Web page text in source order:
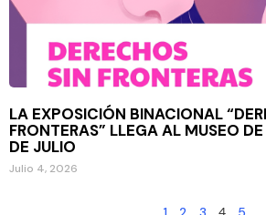
LA EXPOSICIÓN BINACIONAL
FRONTERAS” LLEGA AL MUSEO
DE JULIO
Julio 4, 2026
4